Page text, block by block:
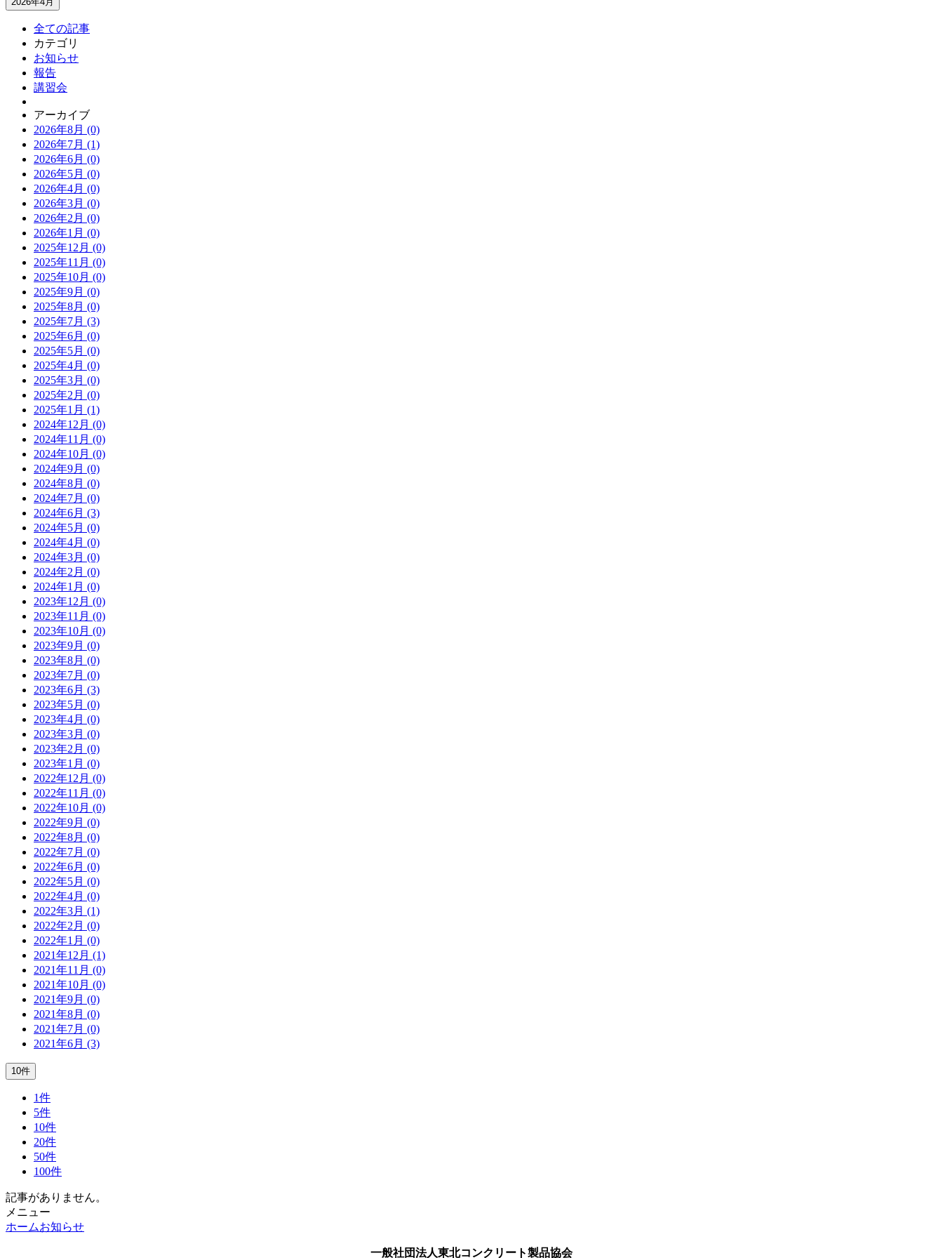
全ての記事
カテゴリ
お知らせ
報告
講習会
アーカイブ
2026年8月 (0)
2026年7月 (1)
2026年6月 (0)
2026年5月 (0)
2026年4月 (0)
2026年3月 (0)
2026年2月 (0)
2026年1月 (0)
2025年12月 (0)
2025年11月 (0)
2025年10月 (0)
2025年9月 (0)
2025年8月 (0)
2025年7月 (3)
2025年6月 (0)
2025年5月 (0)
2025年4月 (0)
2025年3月 (0)
2025年2月 (0)
2025年1月 (1)
2024年12月 (0)
2024年11月 (0)
2024年10月 (0)
2024年9月 (0)
2024年8月 (0)
2024年7月 (0)
2024年6月 (3)
2024年5月 (0)
2024年4月 (0)
2024年3月 (0)
2024年2月 (0)
2024年1月 (0)
2023年12月 (0)
2023年11月 (0)
2023年10月 (0)
2023年9月 (0)
2023年8月 (0)
2023年7月 (0)
2023年6月 (3)
2023年5月 (0)
2023年4月 (0)
2023年3月 (0)
2023年2月 (0)
2023年1月 (0)
2022年12月 (0)
2022年11月 (0)
2022年10月 (0)
2022年9月 (0)
2022年8月 (0)
2022年7月 (0)
2022年6月 (0)
2022年5月 (0)
2022年4月 (0)
2022年3月 (1)
2022年2月 (0)
2022年1月 (0)
2021年12月 (1)
2021年11月 (0)
2021年10月 (0)
2021年9月 (0)
2021年8月 (0)
2021年7月 (0)
2021年6月 (3)
10件
1件
5件
10件
20件
50件
100件
記事がありません。
メニュー
ホームお知らせ
一般社団法人東北コンクリート製品協会